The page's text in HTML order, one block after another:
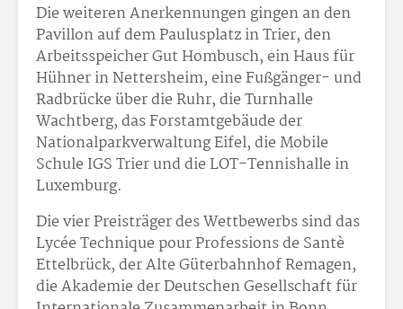
Die weiteren Anerkennungen gingen an den
Pavillon auf dem Paulusplatz in Trier, den
Arbeitsspeicher Gut Hombusch, ein Haus für
Hühner in Nettersheim, eine Fußgänger- und
Radbrücke über die Ruhr, die Turnhalle
Wachtberg, das Forstamtgebäude der
Nationalparkverwaltung Eifel, die Mobile
Schule IGS Trier und die LOT-Tennishalle in
Luxemburg.
Die vier Preisträger des Wettbewerbs sind das
Lycée Technique pour Professions de Santè
Ettelbrück, der Alte Güterbahnhof Remagen,
die Akademie der Deutschen Gesellschaft für